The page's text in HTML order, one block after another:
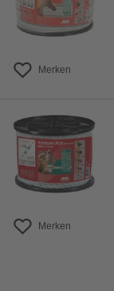
Merken
Merken